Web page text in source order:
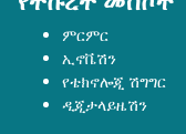
የትኩረት መስኮች
ምርምር
ኢኖቬሽን
የቴክኖሎጂ ሽግግር